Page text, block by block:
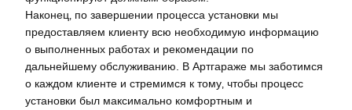
Наконец‚ по завершении процесса установки мы
предоставляем клиенту всю необходимую информацию
о выполненных работах и рекомендации по
дальнейшему обслуживанию. В Артгараже мы заботимся
о каждом клиенте и стремимся к тому‚ чтобы процесс
установки был максимально комфортным и